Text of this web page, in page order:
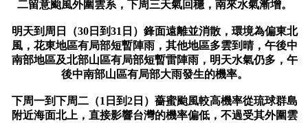
二留意颱風外圍雲系，下周三天氣回穩，南來水氣漸增。
明天到周日（30日到31日）鋒面遠離並消散，環境為偏東北
風，花東地區有局部短暫陣雨，其他地區多雲到晴，午後中
南部地區及北部山區有局部短暫雷陣雨，明天水氣仍多，午
後中南部山區有局部大雨發生的機率。
下周一到下周二（1日到2日）薔蜜颱風較高機率從琉球群島
附近海面北上，直接影響台灣的機率偏低，不過受其外圍雲